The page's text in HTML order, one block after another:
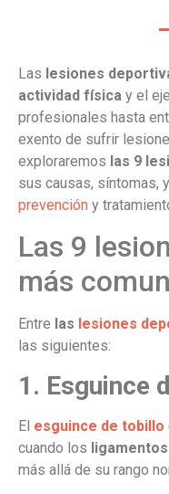
Las lesiones
actividad física y el
profesionales hasta
exento de sufrir
exploraremos las 9
sus causas, síntomas,
prevención y
Las 9
más
Entre las lesiones
las siguientes:
1. Esguince
El esguince de tobillo
cuando los ligamentos
más allá de su rango